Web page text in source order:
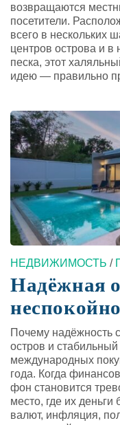
возвращаются
посетители.
всего в нескольких
центров острова и в
песка, этот
идею — правильно
НЕДВИЖИМОСТЬ /
Надёжная
Почему надёжность
остров и
международных
года. Когда
фон становится
место, где их деньги
валют, инфляция,